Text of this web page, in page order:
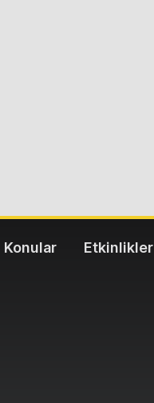
Konular Etkinlikler